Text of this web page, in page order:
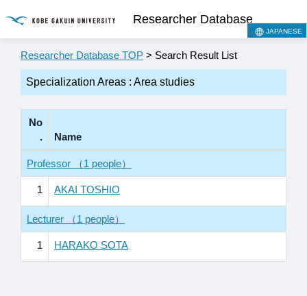
Researcher Database
JAPANESE
Researcher Database TOP > Search Result List
Specialization Areas : Area studies
No
.
Name
Professor （1 people）
1 AKAI TOSHIO
Lecturer （1 people）
1 HARAKO SOTA